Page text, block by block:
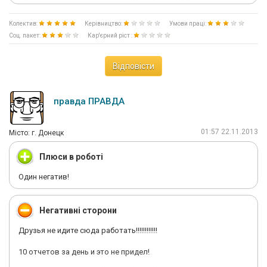
Колектив: Керівництво:
Умови праці:
Соц. пакет:
Кар'єрний ріст :
Відповісти
правда ПРАВДА
Мiсто: г. Донецк 01:57 22.11.2013
Плюси в роботі
Один негатив!
Негативні сторони
Друзья не идите сюда работать!!!!!!!!!!!!
10 отчетов за день и это не придел!